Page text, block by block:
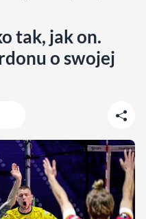
tak, jak on.
o swojej